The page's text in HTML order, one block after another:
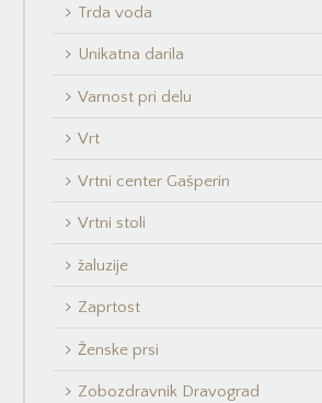
Trda voda
Unikatna darila
Varnost pri delu
Vrt
Vrtni center Gašperin
Vrtni stoli
žaluzije
Zaprtost
Ženske prsi
Zobozdravnik Dravograd